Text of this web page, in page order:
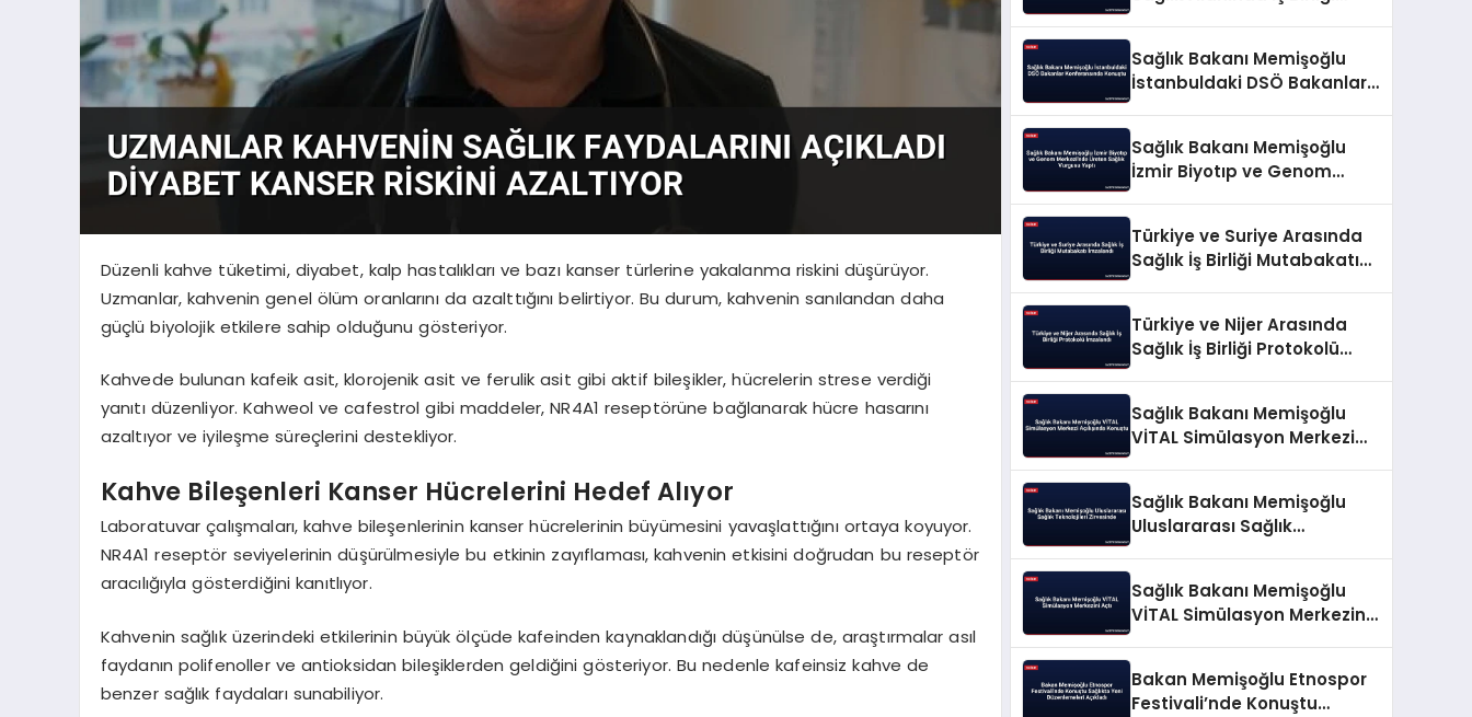
Düzenli kahve tüketimi, diyabet, kalp hastalıkları ve bazı kanser türlerine yakalanma riskini düşürüyor.
Uzmanlar, kahvenin genel ölüm oranlarını da azalttığını belirtiyor. Bu durum, kahvenin sanılandan daha
güçlü biyolojik etkilere sahip olduğunu gösteriyor.
Kahvede bulunan kafeik asit, klorojenik asit ve ferulik asit gibi aktif bileşikler, hücrelerin strese verdiği
yanıtı düzenliyor. Kahweol ve cafestrol gibi maddeler, NR4A1 reseptörüne bağlanarak hücre hasarını
azaltıyor ve iyileşme süreçlerini destekliyor.
Kahve Bileşenleri Kanser Hücrelerini Hedef Alıyor
Laboratuvar çalışmaları, kahve bileşenlerinin kanser hücrelerinin büyümesini yavaşlattığını ortaya koyuyor.
NR4A1 reseptör seviyelerinin düşürülmesiyle bu etkinin zayıflaması, kahvenin etkisini doğrudan bu reseptör
aracılığıyla gösterdiğini kanıtlıyor.
Kahvenin sağlık üzerindeki etkilerinin büyük ölçüde kafeinden kaynaklandığı düşünülse de, araştırmalar asıl
faydanın polifenoller ve antioksidan bileşiklerden geldiğini gösteriyor. Bu nedenle kafeinsiz kahve de
benzer sağlık faydaları sunabiliyor.
Sağlık Bakanı Memişoğlu
İstanbuldaki DSÖ Bakanlar
Sağlık Bakanı Memişoğlu
İzmir Biyotıp ve Genom
Türkiye ve Suriye Arasında
Sağlık İş Birliği Mutabakatı
Türkiye ve Nijer Arasında
Sağlık İş Birliği Protokolü
Sağlık Bakanı Memişoğlu
VİTAL Simülasyon Merkezi
Sağlık Bakanı Memişoğlu
Uluslararası Sağlık
Sağlık Bakanı Memişoğlu
VİTAL Simülasyon Merkezini
Bakan Memişoğlu Etnospor
Festivali’nde Konuştu